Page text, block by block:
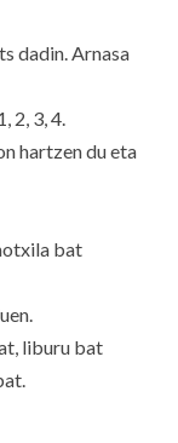
dadin. Arnasa
2, 3, 4.
hartzen du eta
bat
liburu bat